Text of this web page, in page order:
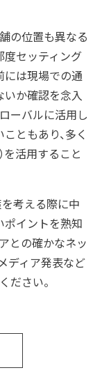
の位置も異なる
度セッティング
には現場での通
いか確認を念入
ーバルに活用し
ともあり、多く
を活用すること
考える際に中
イントを熟知
との確かなネッ
ディア発表など
ださい。